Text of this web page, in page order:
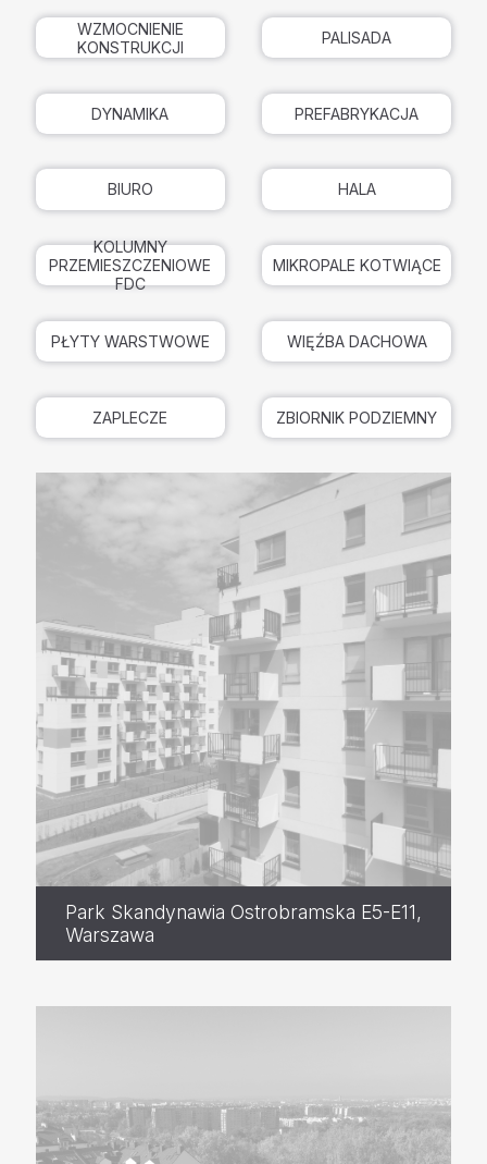
WZMOCNIENIE
KONSTRUKCJI
PALISADA
DYNAMIKA PREFABRYKACJA
BIURO HALA
KOLUMNY
PRZEMIESZCZENIOWE
FDC
MIKROPALE KOTWIĄCE
PŁYTY WARSTWOWE WIĘŹBA DACHOWA
ZAPLECZE ZBIORNIK PODZIEMNY
Park Skandynawia Ostrobramska E5-E11,
Warszawa